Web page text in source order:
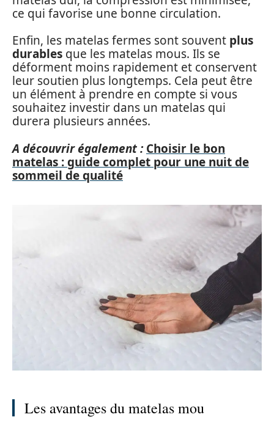
ce qui favorise une bonne circulation.
Enfin, les matelas fermes sont souvent plus
durables que les matelas mous. Ils se
déforment moins rapidement et conservent
leur soutien plus longtemps. Cela peut être
un élément à prendre en compte si vous
souhaitez investir dans un matelas qui
durera plusieurs années.
A découvrir également : Choisir le bon
matelas : guide complet pour une nuit de
sommeil de qualité
Les avantages du matelas mou